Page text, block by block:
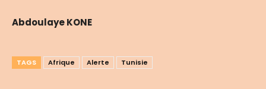
Abdoulaye KONE
TAGS Afrique Alerte Tunisie